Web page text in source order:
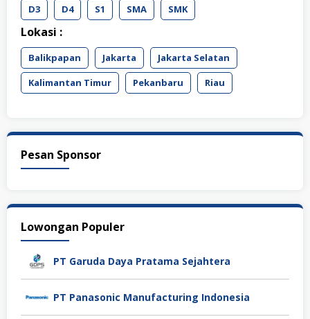
D3 D4 S1 SMA SMK
Lokasi :
Balikpapan Jakarta
Jakarta Selatan
Kalimantan Timur
Pekanbaru Riau
Pesan Sponsor
Lowongan Populer
PT Garuda Daya Pratama Sejahtera
PT Panasonic Manufacturing Indonesia